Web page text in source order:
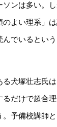
ンは多い。
よい理系」
でいるとい
る犬塚壮志氏
だけで超合
予備校講師